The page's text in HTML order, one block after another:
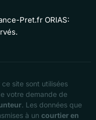
Pret.fr ORIAS:
site sont utilisées
votre demande de
. Les données que
à un courtier en